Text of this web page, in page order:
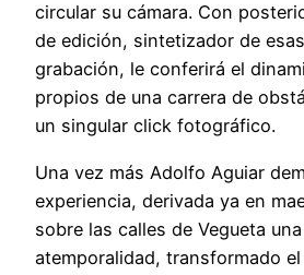
circular su cámara. Con
de edición, sintetizador de
grabación, le conferirá el
propios de una carrera de
un singular click fotográfico.
Una vez más Adolfo Aguiar
experiencia, derivada ya en
sobre las calles de Vegueta
atemporalidad, transformado